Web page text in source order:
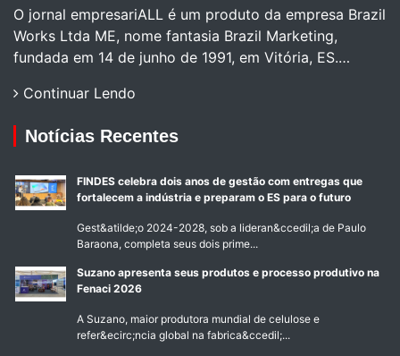
O jornal empresariALL é um produto da empresa Brazil
Works Ltda ME, nome fantasia Brazil Marketing,
fundada em 14 de junho de 1991, em Vitória, ES.…
Continuar Lendo
Notícias Recentes
FINDES celebra dois anos de gestão com entregas que
fortalecem a indústria e preparam o ES para o futuro
Gest&atilde;o 2024-2028, sob a lideran&ccedil;a de Paulo
Baraona, completa seus dois prime...
Suzano apresenta seus produtos e processo produtivo na
Fenaci 2026
A Suzano, maior produtora mundial de celulose e
refer&ecirc;ncia global na fabrica&ccedil;...